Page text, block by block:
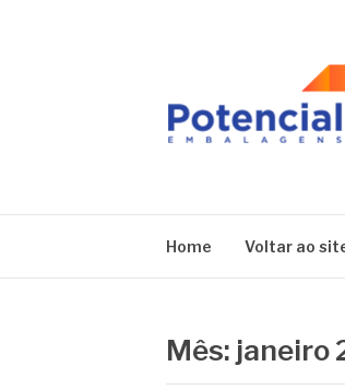
Home Voltar ao
Mês: janeiro